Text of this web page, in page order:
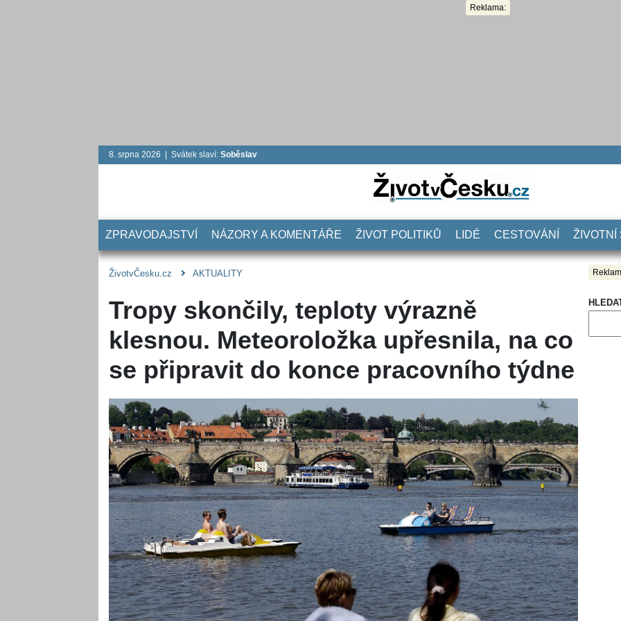
Reklama:
8. srpna 2026 | Svátek slaví: Soběslav
ZPRAVODAJSTVÍ NÁZORY A KOMENTÁŘE ŽIVOT POLITIKŮ LIDÉ CESTOVÁNÍ ŽIVOTNÍ
ŽivotvČesku.cz AKTUALITY
Tropy skončily, teploty výrazně
klesnou. Meteoroložka upřesnila, na co
se připravit do konce pracovního týdne